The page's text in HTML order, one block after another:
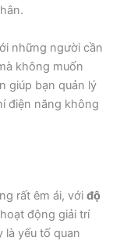
những người cần
không muốn
giúp bạn quản lý
điện năng không
rất êm ái, với độ
động giải trí
là yếu tố quan